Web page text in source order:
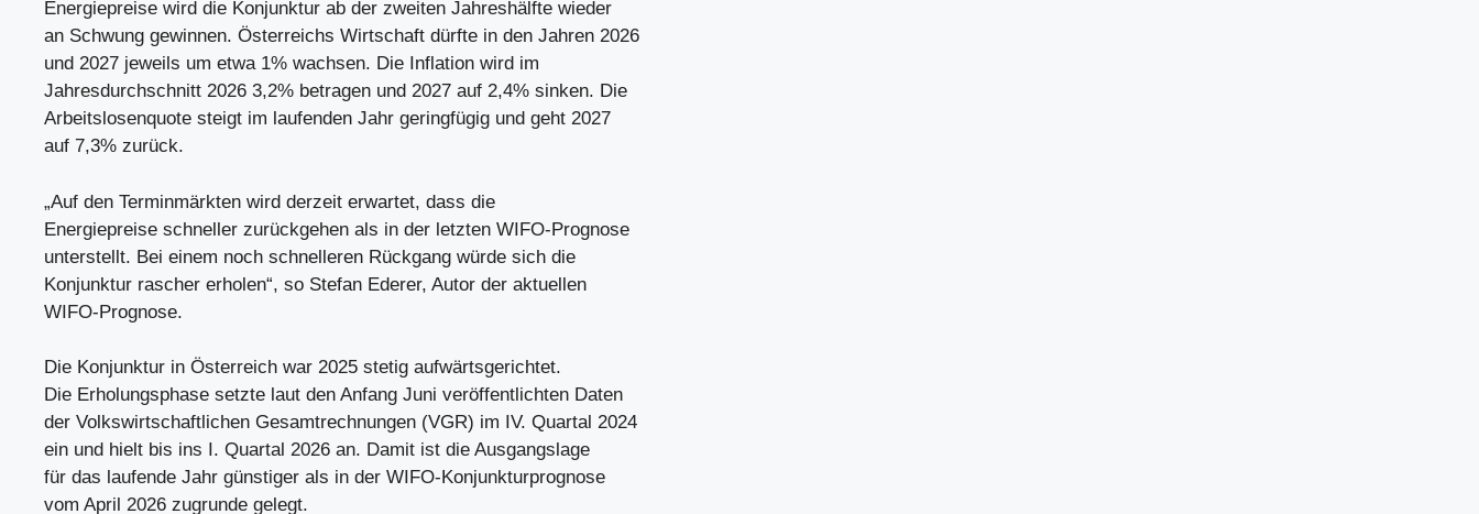
Energiepreise wird die Konjunktur ab der zweiten Jahreshälfte wieder
an Schwung gewinnen. Österreichs Wirtschaft dürfte in den Jahren 2026
und 2027 jeweils um etwa 1% wachsen. Die Inflation wird im
Jahresdurchschnitt 2026 3,2% betragen und 2027 auf 2,4% sinken. Die
Arbeitslosenquote steigt im laufenden Jahr geringfügig und geht 2027
auf 7,3% zurück.
„Auf den Terminmärkten wird derzeit erwartet, dass die
Energiepreise schneller zurückgehen als in der letzten WIFO-Prognose
unterstellt. Bei einem noch schnelleren Rückgang würde sich die
Konjunktur rascher erholen“, so Stefan Ederer, Autor der aktuellen
WIFO-Prognose.
Die Konjunktur in Österreich war 2025 stetig aufwärtsgerichtet.
Die Erholungsphase setzte laut den Anfang Juni veröffentlichten Daten
der Volkswirtschaftlichen Gesamtrechnungen (VGR) im IV. Quartal 2024
ein und hielt bis ins I. Quartal 2026 an. Damit ist die Ausgangslage
für das laufende Jahr günstiger als in der WIFO-Konjunkturprognose
vom April 2026 zugrunde gelegt.